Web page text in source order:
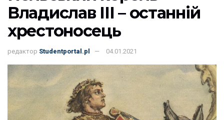
Владислав III – останній
хрестоносець
редактор Studentportal.pl 04.01.2021